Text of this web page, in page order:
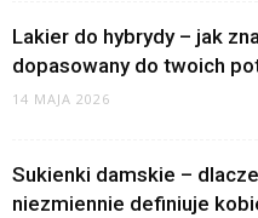
Lakier do hybrydy – jak
dopasowany do twoich
14 MAJA 2026
Sukienki damskie –
niezmiennie definiuje